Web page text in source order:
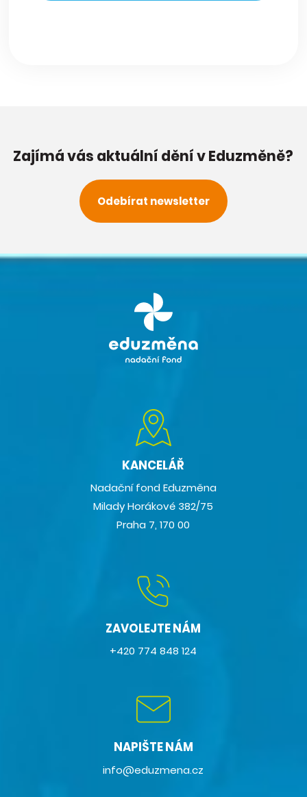
Zajímá vás aktuální dění v Eduzměně?
Odebírat newsletter
KANCELÁŘ
Nadační fond Eduzměna
Milady Horákové 382/75
Praha 7, 170 00
ZAVOLEJTE NÁM
+420 774 848 124
NAPIŠTE NÁM
info@eduzmena.cz